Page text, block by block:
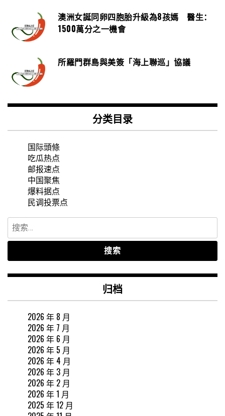
澳洲女誕同卵四胞胎升級為8孩媽 醫生：
1500萬分之一機會
所羅門群島與美簽「海上聯巡」協議
分类目录
国际頭條
吃瓜热点
邮报速点
中国聚焦
爆料据点
民调投票点
搜
索：
归档
2026 年 8 月
2026 年 7 月
2026 年 6 月
2026 年 5 月
2026 年 4 月
2026 年 3 月
2026 年 2 月
2026 年 1 月
2025 年 12 月